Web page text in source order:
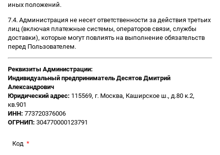
иных положений.
7.4. Администрация не несет ответственности за действия третьих
лиц (включая платежные системы, операторов связи, службы
доставки), которые могут повлиять на выполнение обязательств
перед Пользователем.
Реквизиты Администрации:
Индивидуальный предприниматель Десятов Дмитрий
Александрович
Юридический адрес: 115569, г. Москва, Каширское ш., д.80 к.2,
кв.901
ИНН: 773720376006
ОГРНИП: 304770000123791
Код